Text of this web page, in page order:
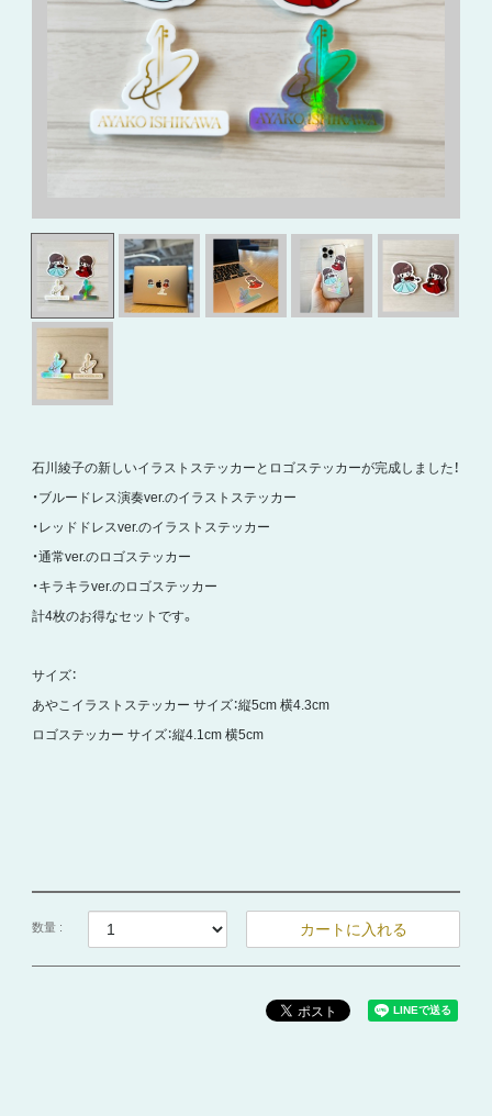
石川綾子の新しいイラストステッカーとロゴステッカーが完成しました！
・ブルードレス演奏ver.のイラストステッカー
・レッドドレスver.のイラストステッカー
・通常ver.のロゴステッカー
・キラキラver.のロゴステッカー
計4枚のお得なセットです。
サイズ：
あやこイラストステッカー サイズ：縦5cm 横4.3cm
ロゴステッカー サイズ：縦4.1cm 横5cm
数量 :